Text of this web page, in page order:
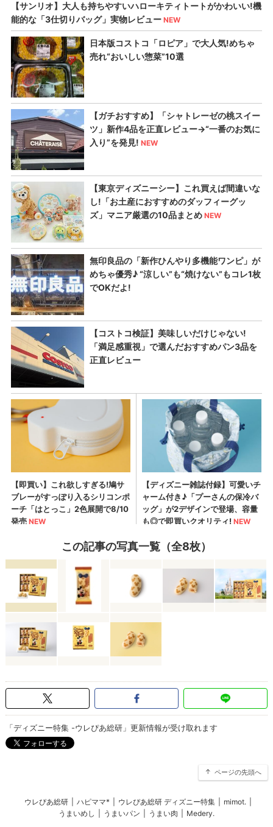
この記事の写真一覧（全8枚）
「ディズニー特集 -ウレぴあ総研」更新情報が受け取れます
ページの先頭へ
ウレぴあ総研 ハピママ* ウレぴあ総研 ディズニー特集 mimot.
うまいめし
うまいパン うまい肉 Medery.